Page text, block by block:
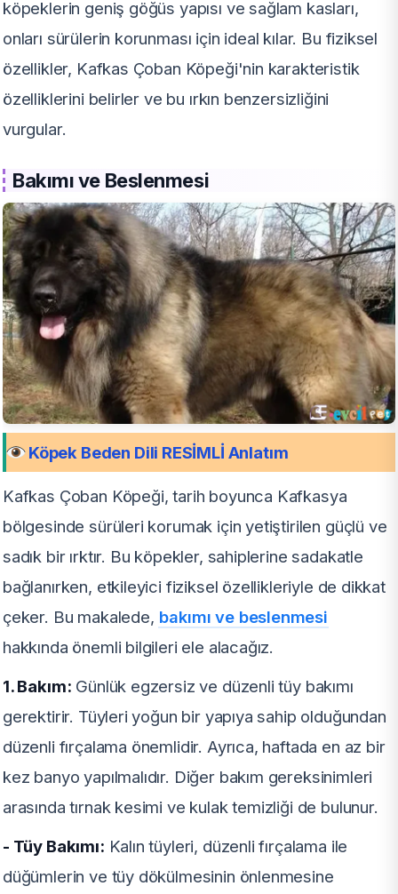
köpeklerin geniş göğüs yapısı ve sağlam kasları,
onları sürülerin korunması için ideal kılar. Bu fiziksel
özellikler, Kafkas Çoban Köpeği'nin karakteristik
özelliklerini belirler ve bu ırkın benzersizliğini
vurgular.
Bakımı ve Beslenmesi
Köpek Beden Dili RESİMLİ Anlatım
Kafkas Çoban Köpeği, tarih boyunca Kafkasya
bölgesinde sürüleri korumak için yetiştirilen güçlü ve
sadık bir ırktır. Bu köpekler, sahiplerine sadakatle
bağlanırken, etkileyici fiziksel özellikleriyle de dikkat
çeker. Bu makalede, bakımı ve beslenmesi
hakkında önemli bilgileri ele alacağız.
1. Bakım: Günlük egzersiz ve düzenli tüy bakımı
gerektirir. Tüyleri yoğun bir yapıya sahip olduğundan
düzenli fırçalama önemlidir. Ayrıca, haftada en az bir
kez banyo yapılmalıdır. Diğer bakım gereksinimleri
arasında tırnak kesimi ve kulak temizliği de bulunur.
- Tüy Bakımı: Kalın tüyleri, düzenli fırçalama ile
düğümlerin ve tüy dökülmesinin önlenmesine